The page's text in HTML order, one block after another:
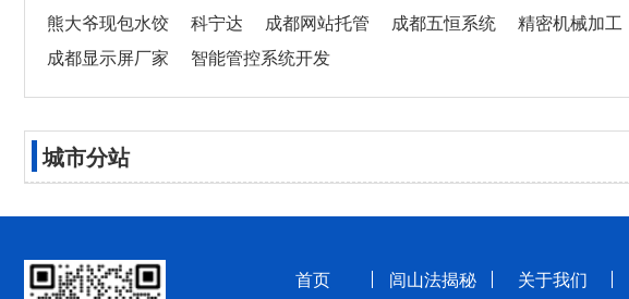
熊大爷现包水饺 科宁达 成都网站托管 成都五恒系统 精密机械加工
成都显示屏厂家
智能管控系统开发
城市分站
首页 闾山法揭秘 关于我们